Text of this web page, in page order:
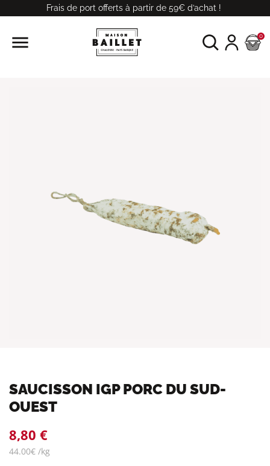
Frais de port offerts à partir de 59€ d’achat !
 0
SAUCISSON IGP PORC DU SUD-
OUEST
8,80 €
44.00€ /kg